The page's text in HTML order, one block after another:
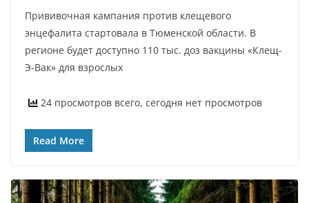
Прививочная кампания против клещевого
энцефалита стартовала в Тюменской области. В
регионе будет доступно 110 тыс. доз вакцины «Клещ-
Э-Вак» для взрослых
24 просмотров всего, сегодня нет просмотров
Read More